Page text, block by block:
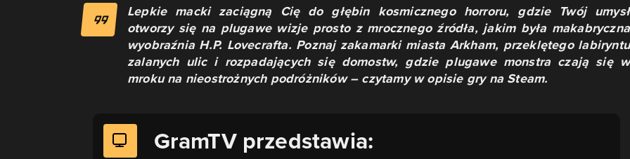
Lepkie macki zaciągną Cię do głębin kosmicznego horroru, gdzie Twój umysł
otworzy się na plugawe wizje prosto z mrocznego źródła, jakim była makabryczna
wyobraźnia H.P. Lovecrafta. Poznaj zakamarki miasta Arkham, przeklętego labiryntu
zalanych ulic i rozpadających się domostw, gdzie plugawe monstra czają się w
mroku na nieostrożnych podróżników – czytamy w opisie gry na Steam.
GramTV przedstawia: